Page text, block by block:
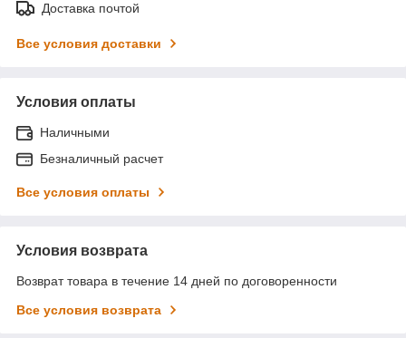
Доставка почтой
Все условия доставки
Условия оплаты
Наличными
Безналичный расчет
Все условия оплаты
Условия возврата
Возврат товара в течение 14 дней по договоренности
Все условия возврата